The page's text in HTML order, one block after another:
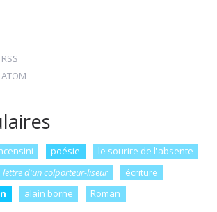
poésie
le sourire de l'absente
lettre d'un colporteur-liseur
écriture
alain borne Roman